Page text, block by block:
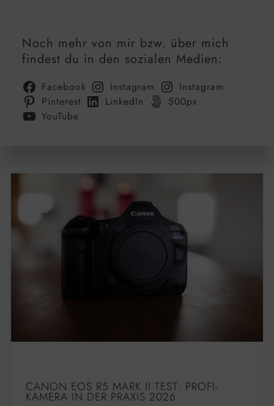
Noch mehr von mir bzw. über mich
findest du in den sozialen Medien:
Facebook Instagram
Instagram
Pinterest
LinkedIn
500px
YouTube
CANON EOS R5 MARK II TEST: PROFI-
KAMERA IN DER PRAXIS 2026